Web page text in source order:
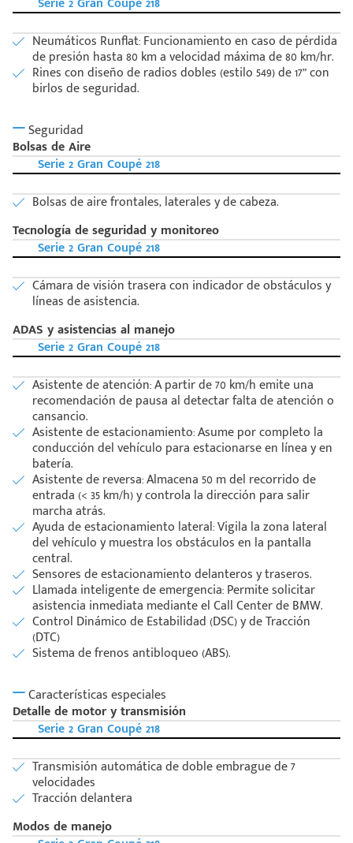
Neumáticos Runflat: Funcionamiento en caso de pérdida
de presión hasta 80 km a velocidad máxima de 80 km/hr.
Rines con diseño de radios dobles (estilo 549) de 17” con
birlos de seguridad.
Seguridad
Bolsas de Aire
Serie 2 Gran Coupé 218
Bolsas de aire frontales, laterales y de cabeza.
Tecnología de seguridad y monitoreo
Serie 2 Gran Coupé 218
Cámara de visión trasera con indicador de obstáculos y
líneas de asistencia.
ADAS y asistencias al manejo
Serie 2 Gran Coupé 218
Asistente de atención: A partir de 70 km/h emite una
recomendación de pausa al detectar falta de atención o
cansancio.
Asistente de estacionamiento: Asume por completo la
conducción del vehículo para estacionarse en línea y en
batería.
Asistente de reversa: Almacena 50 m del recorrido de
entrada (< 35 km/h) y controla la dirección para salir
marcha atrás.
Ayuda de estacionamiento lateral: Vigila la zona lateral
del vehículo y muestra los obstáculos en la pantalla
central.
Sensores de estacionamiento delanteros y traseros.
Llamada inteligente de emergencia: Permite solicitar
asistencia inmediata mediante el Call Center de BMW.
Control Dinámico de Estabilidad (DSC) y de Tracción
(DTC)
Sistema de frenos antibloqueo (ABS).
Características especiales
Detalle de motor y transmisión
Serie 2 Gran Coupé 218
Transmisión automática de doble embrague de 7
velocidades
Tracción delantera
Modos de manejo